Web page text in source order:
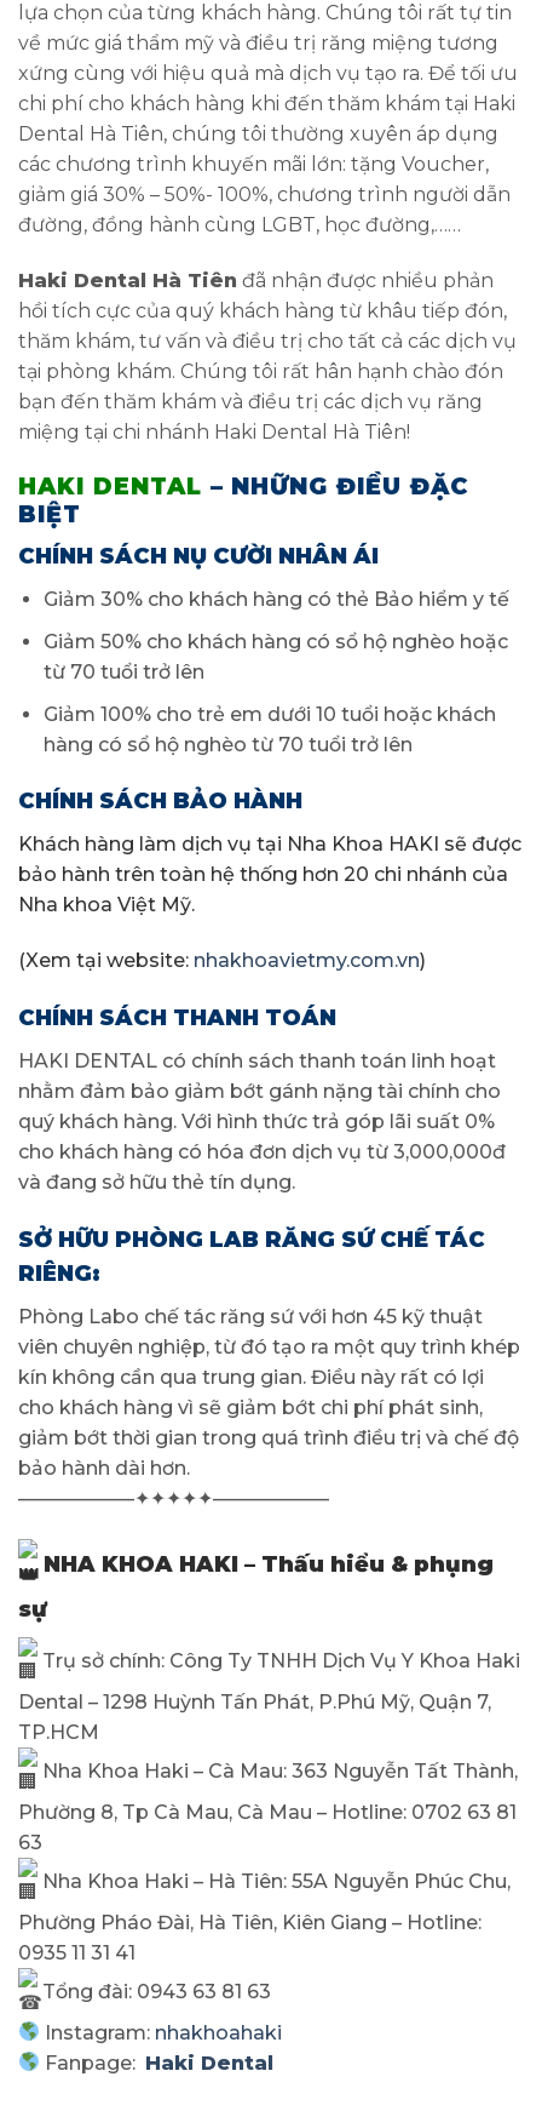
lựa chọn của từng khách hàng. Chúng tôi rất tự tin
về mức giá thẩm mỹ và điều trị răng miệng tương
xứng cùng với hiệu quả mà dịch vụ tạo ra. Để tối ưu
chi phí cho khách hàng khi đến thăm khám tại Haki
Dental Hà Tiên, chúng tôi thường xuyên áp dụng
các chương trình khuyến mãi lớn: tặng Voucher,
giảm giá 30% – 50%- 100%, chương trình người dẫn
đường, đồng hành cùng LGBT, học đường,……
Haki Dental Hà Tiên đã nhận được nhiều phản
hồi tích cực của quý khách hàng từ khâu tiếp đón,
thăm khám, tư vấn và điều trị cho tất cả các dịch vụ
tại phòng khám. Chúng tôi rất hân hạnh chào đón
bạn đến thăm khám và điều trị các dịch vụ răng
miệng tại chi nhánh Haki Dental Hà Tiên!
HAKI DENTAL – NHỮNG ĐIỀU ĐẶC
BIỆT
CHÍNH SÁCH NỤ CƯỜI NHÂN ÁI
Giảm 30% cho khách hàng có thẻ Bảo hiểm y tế
Giảm 50% cho khách hàng có sổ hộ nghèo hoặc
từ 70 tuổi trở lên
Giảm 100% cho trẻ em dưới 10 tuổi hoặc khách
hàng có sổ hộ nghèo từ 70 tuổi trở lên
CHÍNH SÁCH BẢO HÀNH
Khách hàng làm dịch vụ tại Nha Khoa HAKI sẽ được
bảo hành trên toàn hệ thống hơn 20 chi nhánh của
Nha khoa Việt Mỹ.
(Xem tại website: nhakhoavietmy.com.vn)
CHÍNH SÁCH THANH TOÁN
HAKI DENTAL có chính sách thanh toán linh hoạt
nhằm đảm bảo giảm bớt gánh nặng tài chính cho
quý khách hàng. Với hình thức trả góp lãi suất 0%
cho khách hàng có hóa đơn dịch vụ từ 3,000,000đ
và đang sở hữu thẻ tín dụng.
SỞ HỮU PHÒNG LAB RĂNG SỨ CHẾ TÁC
RIÊNG:
Phòng Labo chế tác răng sứ với hơn 45 kỹ thuật
viên chuyên nghiệp, từ đó tạo ra một quy trình khép
kín không cần qua trung gian. Điều này rất có lợi
cho khách hàng vì sẽ giảm bớt chi phí phát sinh,
giảm bớt thời gian trong quá trình điều trị và chế độ
bảo hành dài hơn.
——————✦✦✦✦✦——————
NHA KHOA HAKI – Thấu hiểu & phụng
sự
Trụ sở chính: Công Ty TNHH Dịch Vụ Y Khoa Haki
Dental – 1298 Huỳnh Tấn Phát, P.Phú Mỹ, Quận 7,
TP.HCM
Nha Khoa Haki – Cà Mau: 363 Nguyễn Tất Thành,
Phường 8, Tp Cà Mau, Cà Mau – Hotline: 0702 63 81
63
Nha Khoa Haki – Hà Tiên: 55A Nguyễn Phúc Chu,
Phường Pháo Đài, Hà Tiên, Kiên Giang – Hotline:
0935 11 31 41
Tổng đài: 0943 63 81 63
Instagram: nhakhoahaki
Fanpage: Haki Dental